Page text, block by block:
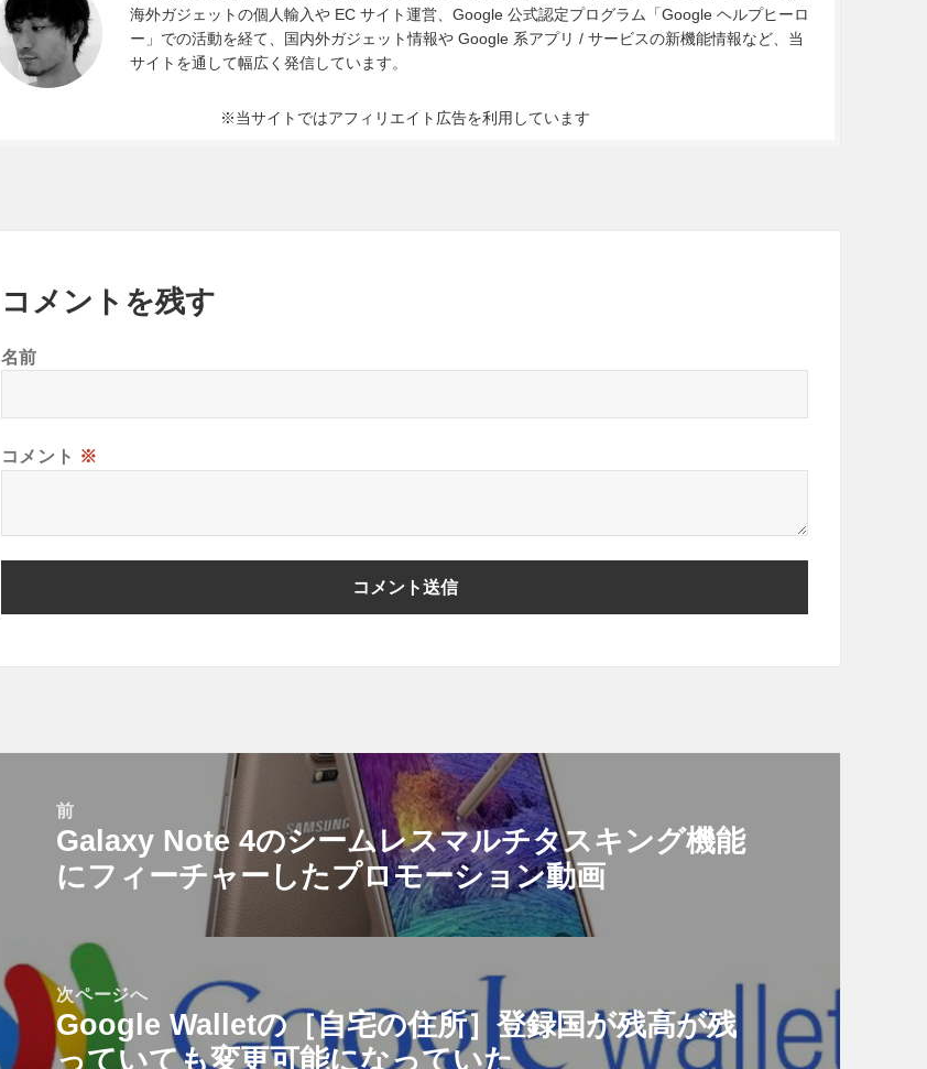
海外ガジェットの個人輸入や EC サイト運営、Google 公式認定プログラム「Google ヘルプヒーロ
ー」での活動を経て、国内外ガジェット情報や Google 系アプリ / サービスの新機能情報など、当
サイトを通して幅広く発信しています。
※当サイトではアフィリエイト広告を利用しています
コメントを残す
名前
コメント ※
前
前
の
稿:
Galaxy Note 4のシームレスマルチタスキング機能
にフィーチャーしたプロモーション動画
次ページへ
次
の
Google Walletの［自宅の住所］登録国が残高が残
っていても変更可能になっていた